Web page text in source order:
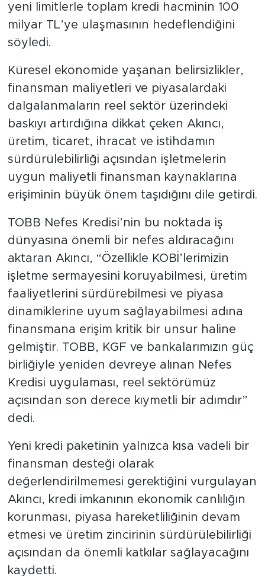
yeni limitlerle toplam kredi hacminin 100
milyar TL’ye ulaşmasının hedeflendiğini
söyledi.
Küresel ekonomide yaşanan belirsizlikler,
finansman maliyetleri ve piyasalardaki
dalgalanmaların reel sektör üzerindeki
baskıyı artırdığına dikkat çeken Akıncı,
üretim, ticaret, ihracat ve istihdamın
sürdürülebilirliği açısından işletmelerin
uygun maliyetli finansman kaynaklarına
erişiminin büyük önem taşıdığını dile getirdi.
TOBB Nefes Kredisi’nin bu noktada iş
dünyasına önemli bir nefes aldıracağını
aktaran Akıncı, “Özellikle KOBİ’lerimizin
işletme sermayesini koruyabilmesi, üretim
faaliyetlerini sürdürebilmesi ve piyasa
dinamiklerine uyum sağlayabilmesi adına
finansmana erişim kritik bir unsur haline
gelmiştir. TOBB, KGF ve bankalarımızın güç
birliğiyle yeniden devreye alınan Nefes
Kredisi uygulaması, reel sektörümüz
açısından son derece kıymetli bir adımdır”
dedi.
Yeni kredi paketinin yalnızca kısa vadeli bir
finansman desteği olarak
değerlendirilmemesi gerektiğini vurgulayan
Akıncı, kredi imkanının ekonomik canlılığın
korunması, piyasa hareketliliğinin devam
etmesi ve üretim zincirinin sürdürülebilirliği
açısından da önemli katkılar sağlayacağını
kaydetti.